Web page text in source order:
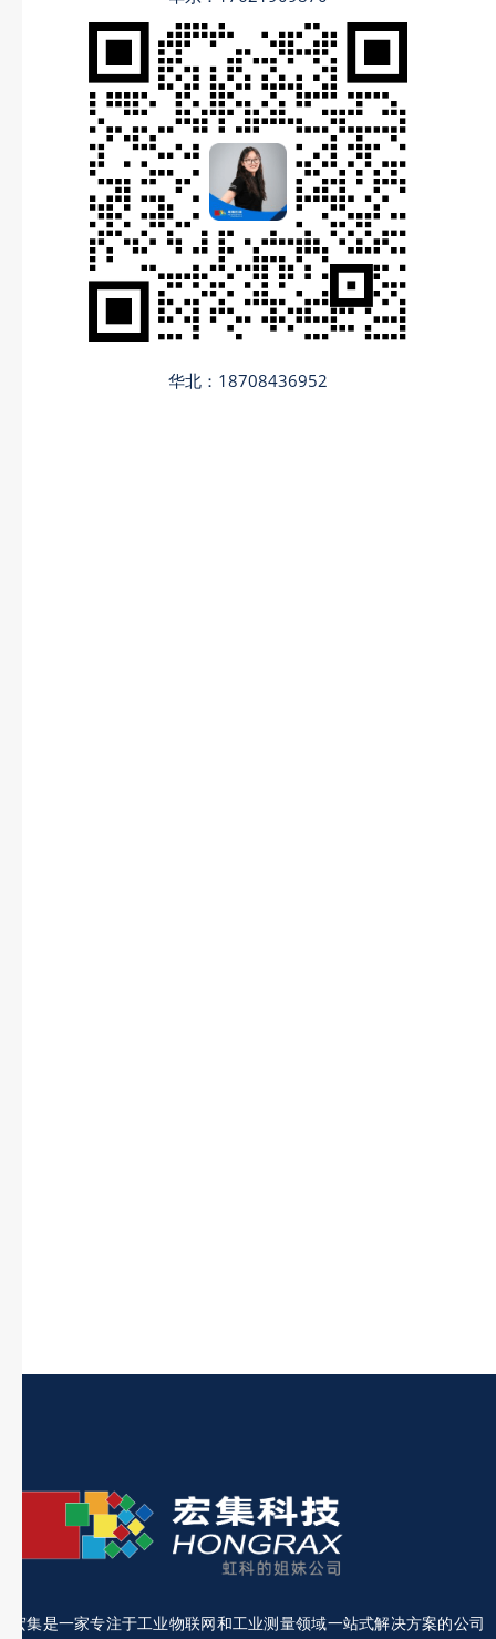
华北：18708436952
宏集是一家专注于工业物联网和工业测量领域一站式解决方案的公司